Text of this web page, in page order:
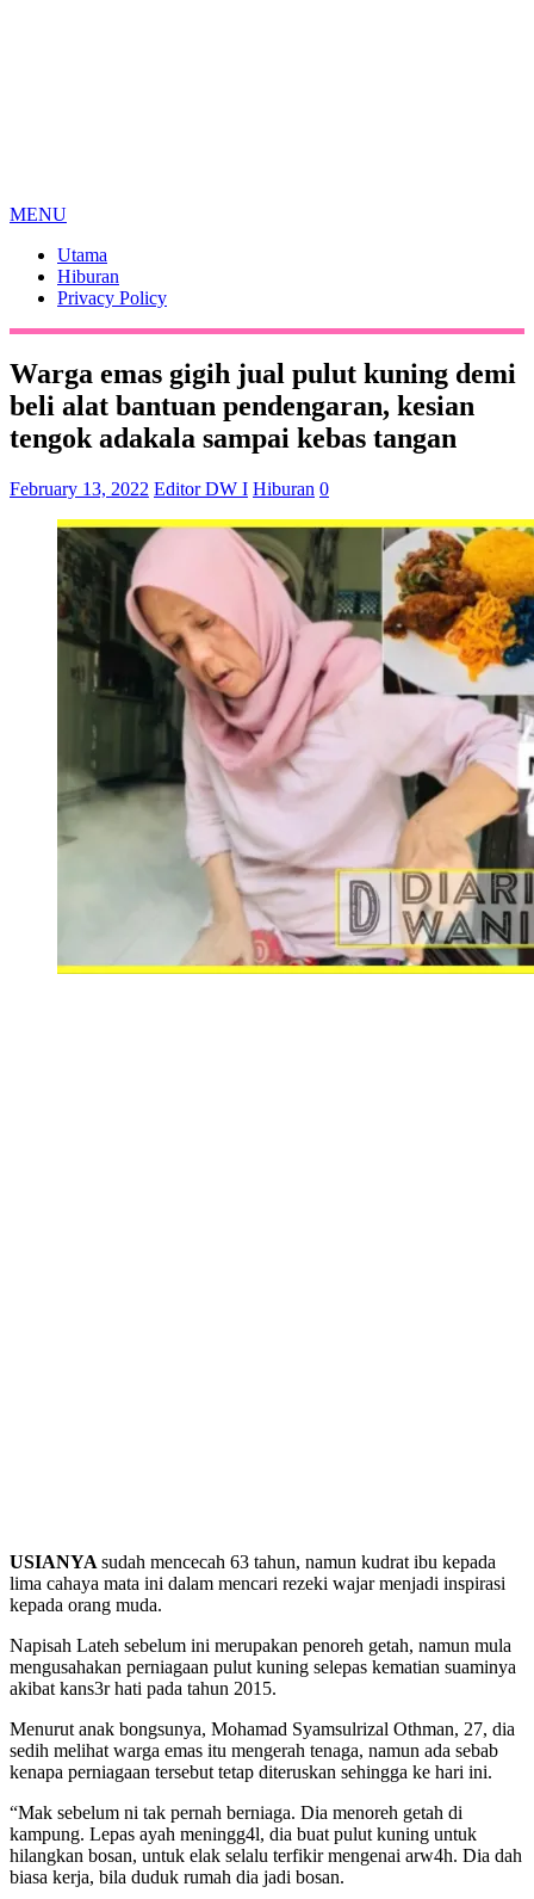
MENU
Utama
Hiburan
Privacy Policy
Warga emas gigih jual pulut kuning demi
beli alat bantuan pendengaran, kesian
tengok adakala sampai kebas tangan
February 13, 2022 Editor DW I Hiburan 0
USIANYA sudah mencecah 63 tahun, namun kudrat ibu kepada
lima cahaya mata ini dalam mencari rezeki wajar menjadi inspirasi
kepada orang muda.
Napisah Lateh sebelum ini merupakan penoreh getah, namun mula
mengusahakan perniagaan pulut kuning selepas kematian suaminya
akibat kans3r hati pada tahun 2015.
Menurut anak bongsunya, Mohamad Syamsulrizal Othman, 27, dia
sedih melihat warga emas itu mengerah tenaga, namun ada sebab
kenapa perniagaan tersebut tetap diteruskan sehingga ke hari ini.
“Mak sebelum ni tak pernah berniaga. Dia menoreh getah di
kampung. Lepas ayah meningg4l, dia buat pulut kuning untuk
hilangkan bosan, untuk elak selalu terfikir mengenai arw4h. Dia dah
biasa kerja, bila duduk rumah dia jadi bosan.